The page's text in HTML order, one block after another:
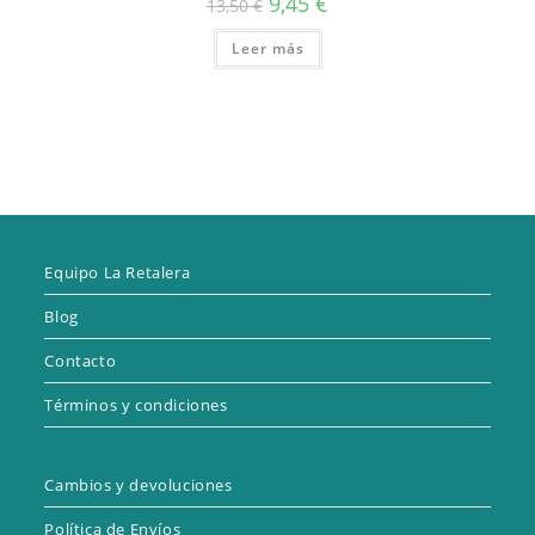
13,50€ precio
original
era:
13,50 €.
Leer más
Equipo La Retalera
Blog
Contacto
Términos y condiciones
Cambios y devoluciones
Política de Envíos